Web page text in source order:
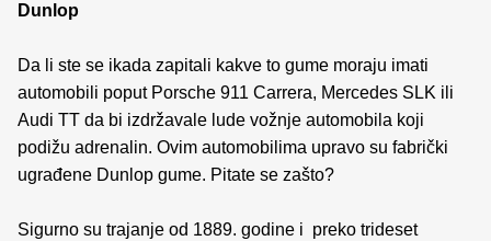
Dunlop
Da li ste se ikada zapitali kakve to gume moraju imati
automobili poput Porsche 911 Carrera, Mercedes SLK ili
Audi TT da bi izdržavale lude vožnje automobila koji
podižu adrenalin. Ovim automobilima upravo su fabrički
ugrađene Dunlop gume. Pitate se zašto?
Sigurno su trajanje od 1889. godine i preko trideset